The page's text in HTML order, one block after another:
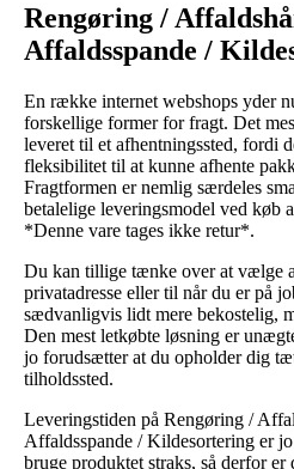
Rengøring /
Affaldsspande /
En række internet webshops yder
forskellige former for fragt. Det
leveret til et afhentningssted, fordi
fleksibilitet til at kunne afhente
Fragtformen er nemlig særdeles
betalelige leveringsmodel ved køb
*Denne vare tages ikke retur*.
Du kan tillige tænke over at vælge
privatadresse eller til når du er på
sædvanligvis lidt mere bekostelig,
Den mest letkøbte løsning er
jo forudsætter at du opholder dig
tilholdssted.
Leveringstiden på Rengøring /
Affaldsspande / Kildesortering er
bruge produktet straks, så derfor er